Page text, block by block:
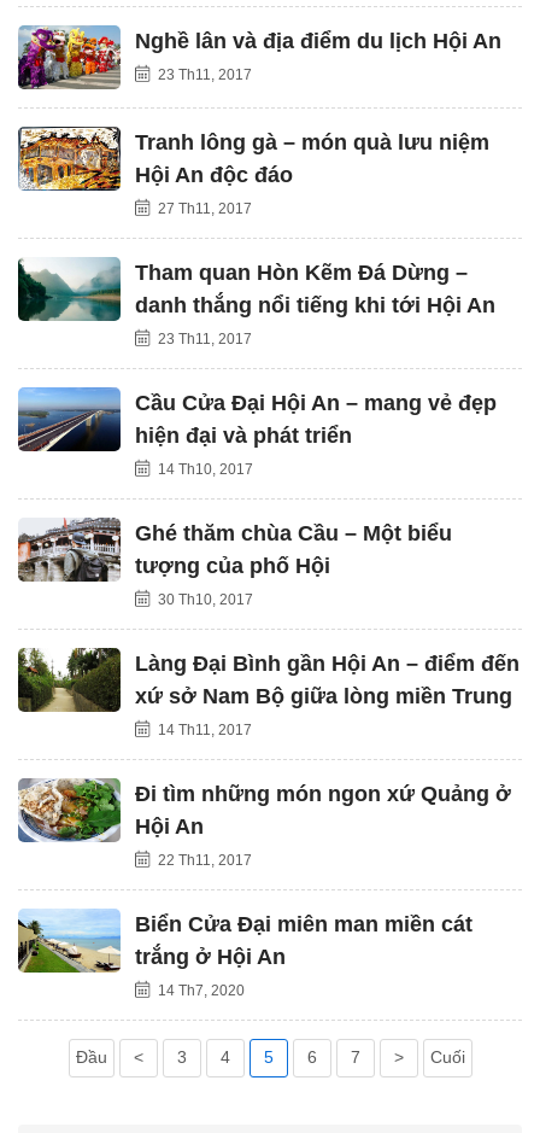
Nghề lân và địa điểm du lịch Hội An
23 Th11, 2017
Tranh lông gà – món quà lưu niệm
Hội An độc đáo
27 Th11, 2017
Tham quan Hòn Kẽm Đá Dừng –
danh thắng nổi tiếng khi tới Hội An
23 Th11, 2017
Cầu Cửa Đại Hội An – mang vẻ đẹp
hiện đại và phát triển
14 Th10, 2017
Ghé thăm chùa Cầu – Một biểu
tượng của phố Hội
30 Th10, 2017
Làng Đại Bình gần Hội An – điểm đến
xứ sở Nam Bộ giữa lòng miền Trung
14 Th11, 2017
Đi tìm những món ngon xứ Quảng ở
Hội An
22 Th11, 2017
Biển Cửa Đại miên man miền cát
trắng ở Hội An
14 Th7, 2020
Đầu < 3 4 5 6 7 > Cuối